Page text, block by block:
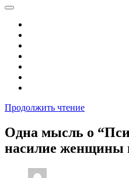
Продолжить чтение
Одна мысль о “
насилие женщины